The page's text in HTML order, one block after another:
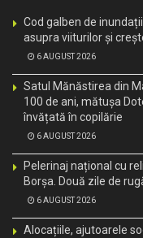
Cod galben de
asupra viiturilor și
6 AUGUST 2026
Satul Mănăstirea din
100 de ani, mătușa
învățată în copilărie
6 AUGUST 2026
Pelerinaj național cu
Borșa. Două zile de
6 AUGUST 2026
Alocațiile, ajutoarele